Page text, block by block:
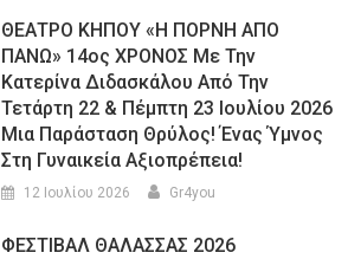
ΘΕΑΤΡΟ ΚΗΠΟΥ «Η ΠΟΡΝΗ ΑΠΟ
ΠΑΝΩ» 14ος ΧΡΟΝΟΣ Με Την
Κατερίνα Διδασκάλου Από Την
Τετάρτη 22 & Πέμπτη 23 Ιουλίου 2026
Μια Παράσταση Θρύλος! Ένας Ύμνος
Στη Γυναικεία Αξιοπρέπεια!
12 Ιουλίου 2026 Gr4you
ΦΕΣΤΙΒΑΛ ΘΑΛΑΣΣΑΣ 2026